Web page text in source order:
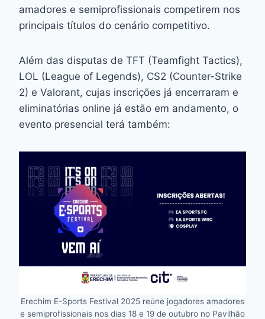
amadores e semiprofissionais competirem nos
principais títulos do cenário competitivo.
Além das disputas de TFT (Teamfight Tactics),
LOL (League of Legends), CS2 (Counter-Strike
2) e Valorant, cujas inscrições já encerraram e
eliminatórias online já estão em andamento, o
evento presencial terá também:
Erechim E-Sports Festival 2025 reúne jogadores amadores
e semiprofissionais nos dias 18 e 19 de outubro no Pavilhão